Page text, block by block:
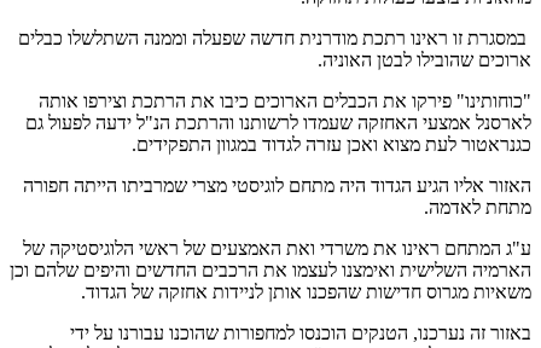
במסגרת זו ראינו רתכת מודרנית חדשה שפעלה וממנה השתלשלו כבלים
ארוכים שהובילו לבטן האוניה.
"כוחותינו" פירקו את הכבלים הארוכים כיבו את הרתכת וצירפו אותה
לארסנל אמצעי האחזקה שעמדו לרשותנו והרתכת הנ"ל ידעה לפעול גם
כגנראטור לעת מצוא ואכן עזרה לגדוד במגוון התפקידים.
האזור אליו הגיע הגדוד היה מתחם לוגיסטי מצרי שמרביתו הייתה חפורה
מתחת לאדמה.
ע"ג המתחם ראינו את משרדי ואת האמצעים של ראשי הלוגיסטיקה של
הארמיה השלישית ואימצנו לעצמו את הרכבים החדשים והיפים שלהם וכן
משאיות מגרוס חדישות שהפכנו אותן לניידות אחזקה של הגדוד.
באזור זה נערכנו, הטנקים הוכנסו למחפורות שהוכנו עבורנו על ידי